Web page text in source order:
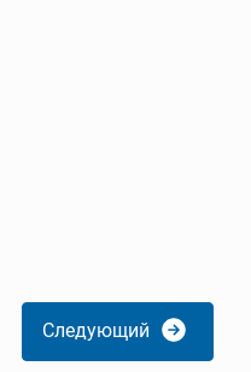
Следующий